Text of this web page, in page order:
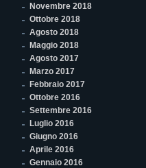
Novembre 2018
Ottobre 2018
Agosto 2018
Maggio 2018
Agosto 2017
Marzo 2017
Febbraio 2017
Ottobre 2016
Settembre 2016
Luglio 2016
Giugno 2016
Aprile 2016
Gennaio 2016